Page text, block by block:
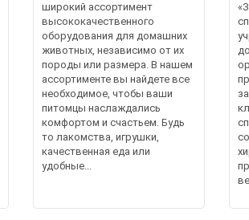
широкий ассортимент
высококачественного
оборудования для домашних
животных, независимо от их
породы или размера. В нашем
ассортименте вы найдете все
необходимое, чтобы ваши
питомцы наслаждались
комфортом и счастьем. Будь
то лакомства, игрушки,
качественная еда или
удобные...